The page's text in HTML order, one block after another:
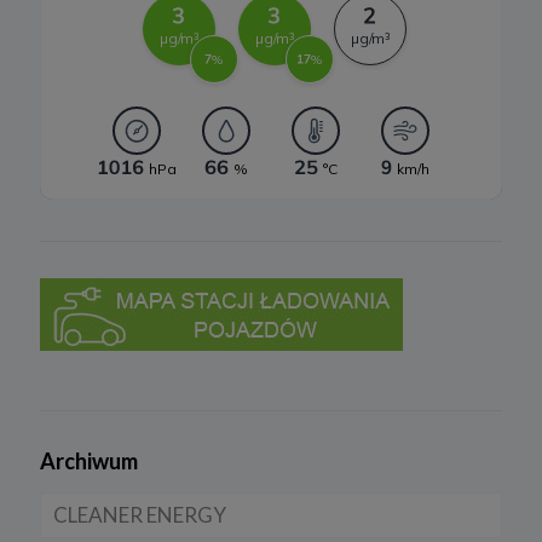
Archiwum
CLEANER ENERGY
Cookies to fragmenty informacji, które są przechowywane na
Twoim komputerze, tablecie lub telefonie („Urządzenia końcowe”),
w momencie gdy odwiedzasz stronę internetową. Cookies
pozwalają zidentyfikować Urządzenie końcowe zawsze kiedy
odwiedzasz daną stronę.
Cookies zazwyczaj zawiera nazwę strony internetowej, z której
pochodzi, swój czas istnienia, unikalny numer identyfikujący
przeglądarkę, z której następuje połączenie
użytkownikom.
2. Do czego są wykorzystywane pliki cookies?
b) umożliwienia ustawienia osobistych preferencji,
d) kontroli i ulepszania naszych usług,